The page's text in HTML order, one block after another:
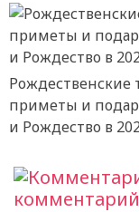
Рождественские
приметы и
и Рождество в